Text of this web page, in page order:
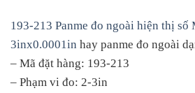
193-213 Panme đo ngoài hiện thị số
3inx0.0001in hay panme đo ngoài
– Mã đặt hàng: 193-213
– Phạm vi đo: 2-3in